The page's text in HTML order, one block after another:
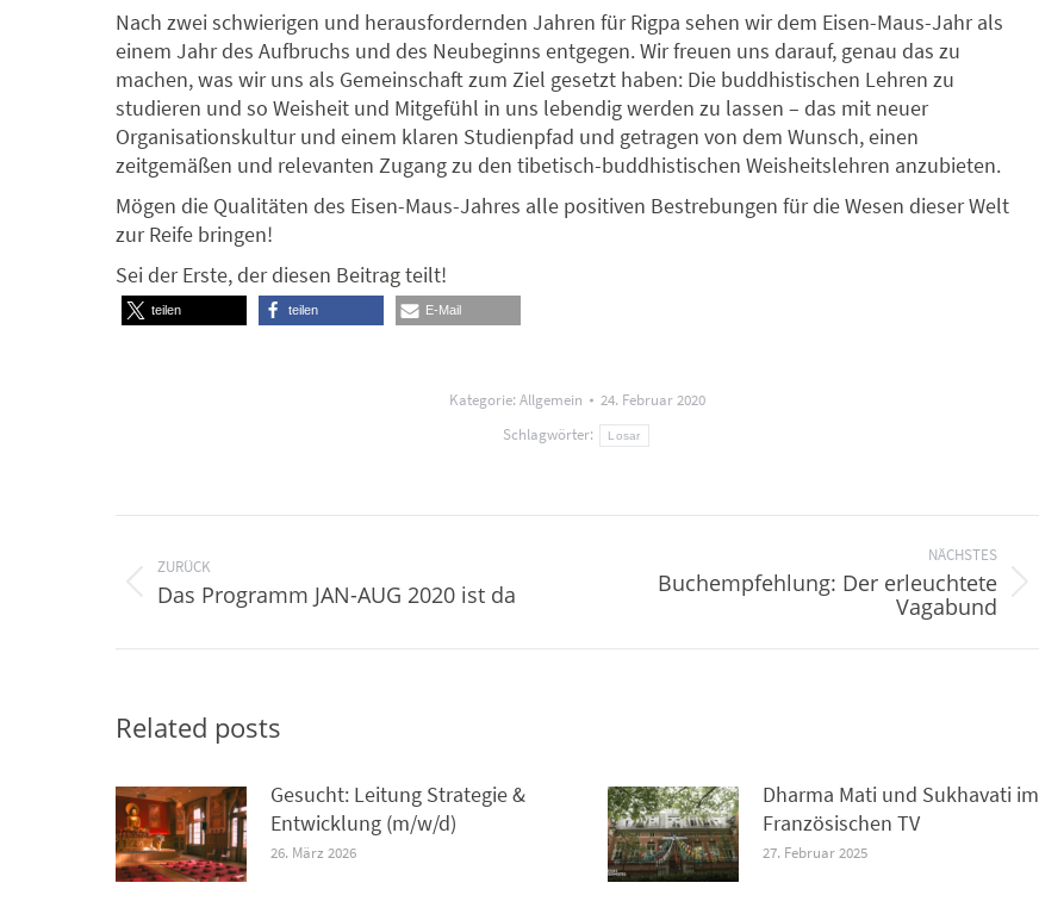
Nach zwei schwierigen und herausfordernden Jahren für Rigpa sehen wir dem Eisen-Maus-Jahr als
einem Jahr des Aufbruchs und des Neubeginns entgegen. Wir freuen uns darauf, genau das zu
machen, was wir uns als Gemeinschaft zum Ziel gesetzt haben: Die buddhistischen Lehren zu
studieren und so Weisheit und Mitgefühl in uns lebendig werden zu lassen – das mit neuer
Organisationskultur und einem klaren Studienpfad und getragen von dem Wunsch, einen
zeitgemäßen und relevanten Zugang zu den tibetisch-buddhistischen Weisheitslehren anzubieten.
Mögen die Qualitäten des Eisen-Maus-Jahres alle positiven Bestrebungen für die Wesen dieser Welt
zur Reife bringen!
Sei der Erste, der diesen Beitrag teilt!
teilen teilen E-Mail
Kategorie: Allgemein
24. Februar 2020
Schlagwörter:
Losar
Kommentarnavigation
ZURÜCK
Vorheriger
Das Programm JAN-AUG 2020 ist da
NÄCHSTES
NächsterBuchempfehlung: Der erleuchtete
Vagabund
Related posts
Gesucht: Leitung Strategie &
Entwicklung (m/w/d)
26. März 2026
Dharma Mati und Sukhavati im
Französischen TV
27. Februar 2025